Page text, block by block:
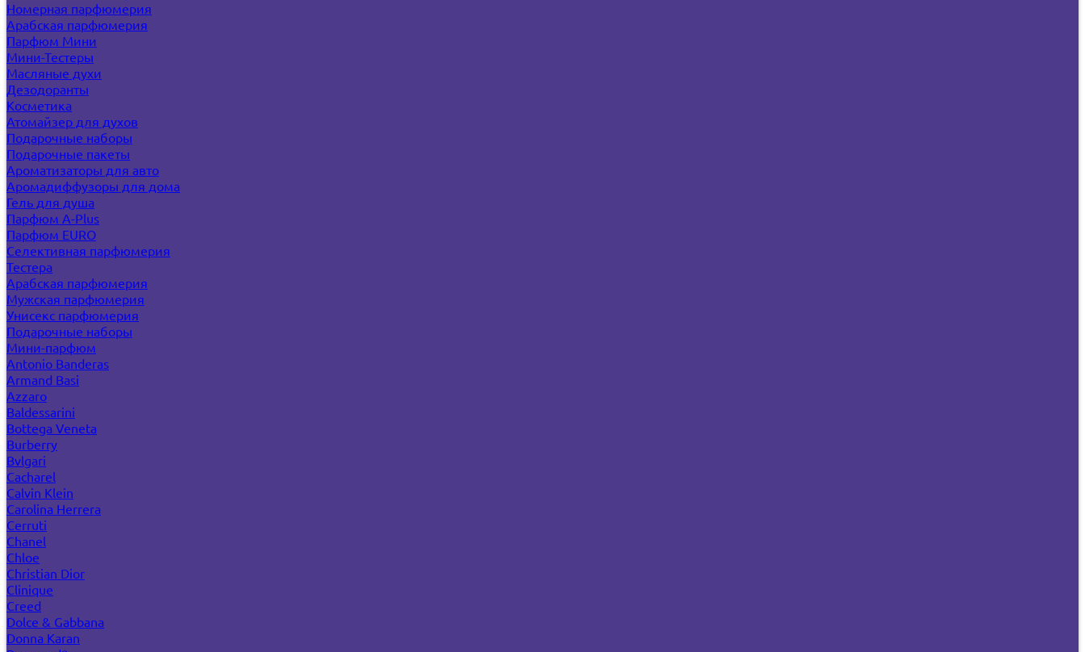
Номерная парфюмерия
Арабская парфюмерия
Парфюм Мини
Мини-Тестеры
Масляные духи
Дезодоранты
Косметика
Атомайзер для духов
Подарочные наборы
Подарочные пакеты
Ароматизаторы для авто
Аромадиффузоры для дома
Гель для душа
Парфюм A-Plus
Парфюм EURO
Селективная парфюмерия
Тестера
Арабская парфюмерия
Мужская парфюмерия
Унисекс парфюмерия
Подарочные наборы
Мини-парфюм
Antonio Banderas
Armand Basi
Azzaro
Baldessarini
Bottega Veneta
Burberry
Bvlgari
Cacharel
Calvin Klein
Carolina Herrera
Cerruti
Chanel
Chloe
Christian Dior
Clinique
Creed
Dolce & Gabbana
Donna Karan